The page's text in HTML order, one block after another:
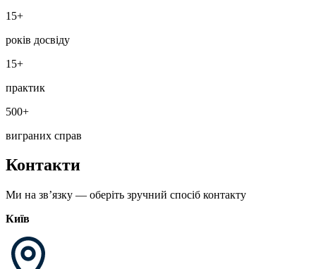
15+
років досвіду
15+
практик
500+
виграних справ
Контакти
Ми на звʼязку — оберіть зручний спосіб контакту
Київ